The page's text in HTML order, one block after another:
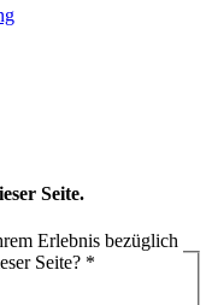
Seite.
Erlebnis bezüglich
Seite? *